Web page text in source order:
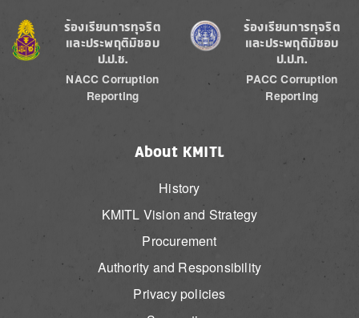
Image
ร้องเรียนการทุจริต
และประพฤติมิชอบ
ป.ป.ช.
NACC Corruption
Reporting
Image
ร้องเรียนการทุจริต
และประพฤติมิชอบ
ป.ป.ท.
PACC Corruption
Reporting
About KMITL
History
KMITL Vision and Strategy
Procurement
Authority and Responsibility
Privacy policies